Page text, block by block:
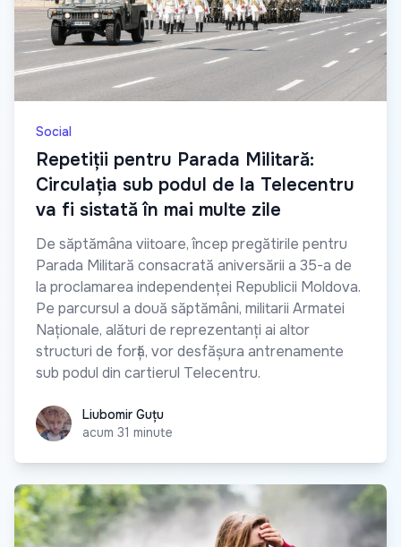
Social
Repetiții pentru Parada Militară:
Circulația sub podul de la Telecentru
va fi sistată în mai multe zile
De săptămâna viitoare, încep pregătirile pentru
Parada Militară consacrată aniversării a 35-a de
la proclamarea independenței Republicii Moldova.
Pe parcursul a două săptămâni, militarii Armatei
Naționale, alături de reprezentanți ai altor
structuri de forță, vor desfășura antrenamente
sub podul din cartierul Telecentru.
Liubomir Guțu
Liubomir Guțu
acum 31 minute